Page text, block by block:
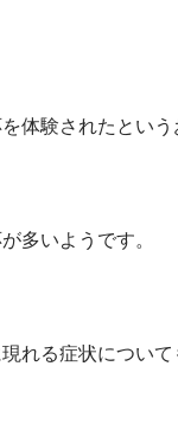
体験されたとい
多いようです。
れる症状につい